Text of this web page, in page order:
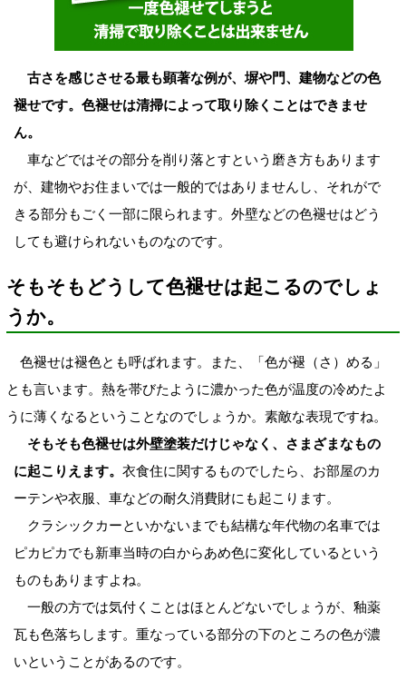
古さを感じさせる最も顕著な例が、塀や門、建物などの色
褪せです。色褪せは清掃によって取り除くことはできませ
ん。
車などではその部分を削り落とすという磨き方もあります
が、建物やお住まいでは一般的ではありませんし、それがで
きる部分もごく一部に限られます。外壁などの色褪せはどう
しても避けられないものなのです。
そもそもどうして色褪せは起こるのでしょ
うか。
色褪せは褪色とも呼ばれます。また、「色が褪（さ）める」
とも言います。熱を帯びたように濃かった色が温度の冷めたよ
うに薄くなるということなのでしょうか。素敵な表現ですね。
そもそも色褪せは外壁塗装だけじゃなく、さまざまなもの
に起こりえます。 衣食住に関するものでしたら、お部屋のカ
ーテンや衣服、車などの耐久消費財にも起こります。
クラシックカーといかないまでも結構な年代物の名車では
ピカピカでも新車当時の白からあめ色に変化しているという
ものもありますよね。
一般の方では気付くことはほとんどないでしょうが、釉薬
瓦も色落ちします。重なっている部分の下のところの色が濃
いということがあるのです。